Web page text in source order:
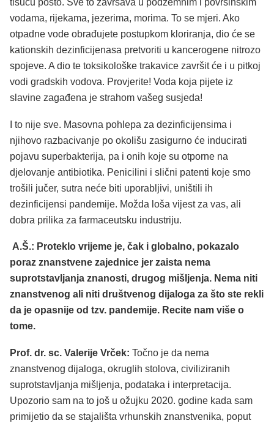
tisuću posto. Sve to završava u podzemnim i površinskim
vodama, rijekama, jezerima, morima. To se mjeri. Ako
otpadne vode obrađujete postupkom kloriranja, dio će se
kationskih dezinficijenasa pretvoriti u kancerogene nitrozo
spojeve. A dio te toksikološke trakavice završit će i u pitkoj
vodi gradskih vodova. Provjerite! Voda koja pijete iz
slavine zagađena je strahom vašeg susjeda!
I to nije sve. Masovna pohlepa za dezinficijensima i
njihovo razbacivanje po okolišu zasigurno će inducirati
pojavu superbakterija, pa i onih koje su otporne na
djelovanje antibiotika. Penicilini i slični patenti koje smo
trošili jučer, sutra neće biti uporabljivi, uništili ih
dezinficijensi pandemije. Možda loša vijest za vas, ali
dobra prilika za farmaceutsku industriju.
A.Š.: Proteklo vrijeme je, čak i globalno, pokazalo
poraz znanstvene zajednice jer zaista nema
suprotstavljanja znanosti, drugog mišljenja. Nema niti
znanstvenog ali niti društvenog dijaloga za što ste rekli
da je opasnije od tzv. pandemije. Recite nam više o
tome.
Prof. dr. sc. Valerije Vrček: Točno je da nema
znanstvenog dijaloga, okruglih stolova, civiliziranih
suprotstavljanja mišljenja, podataka i interpretacija.
Upozorio sam na to još u ožujku 2020. godine kada sam
primijetio da se stajališta vrhunskih znanstvenika, poput